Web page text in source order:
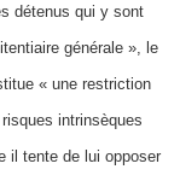
détenus qui y sont
générale », le
« une restriction
intrinsèques
il tente de lui opposer